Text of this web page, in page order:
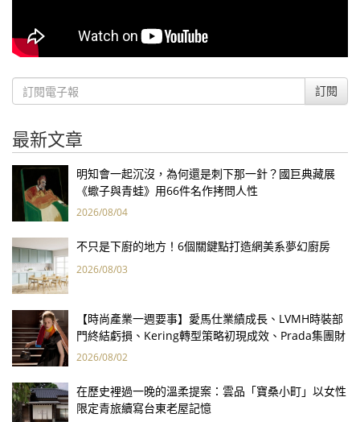
訂閱
最新文章
明知會一起沉沒，為何還是刺下那一針？國巨典藏展
《蠍子與青蛙》用66件名作拷問人性
2026/08/04
不只是下廚的地方！6個關鍵點打造網美系夢幻廚房
2026/08/03
【時尚產業一週要事】愛馬仕業績成長、LVMH時裝部
門終結虧損、Kering轉型策略初現成效、Prada集團財
報亮眼
2026/08/02
在歷史裡過一晚的溫柔提案：雲品「寶桑小町」以女性
限定青旅續寫台東老屋記憶